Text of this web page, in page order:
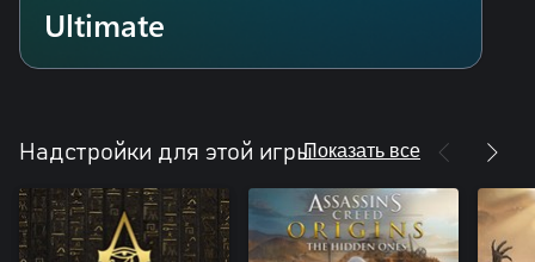
Ultimate
Надстройки для этой игрыПоказать все